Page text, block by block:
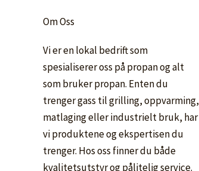
Om Oss
Vi er en lokal bedrift som
spesialiserer oss på propan og alt
som bruker propan. Enten du
trenger gass til grilling, oppvarming,
matlaging eller industrielt bruk, har
vi produktene og ekspertisen du
trenger. Hos oss finner du både
kvalitetsutstyr og pålitelig service.